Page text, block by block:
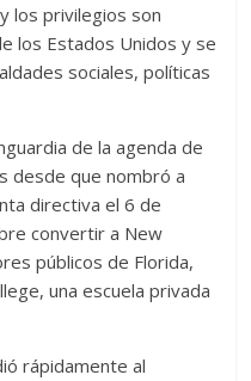
los privilegios son
los Estados Unidos y se
sociales, políticas
de la agenda de
desde que nombró a
directiva el 6 de
convertir a New
públicos de Florida,
una escuela privada
rápidamente al